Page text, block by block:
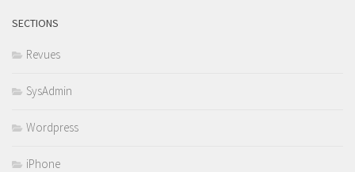
SECTIONS
Revues
SysAdmin
Wordpress
iPhone